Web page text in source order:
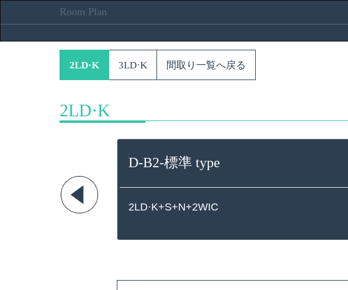
Room Plan
2LD·K 3LD·K 間取り一覧へ戻る
2LD·K
D-B2-標準 type
2LD·K+S+N+2WIC